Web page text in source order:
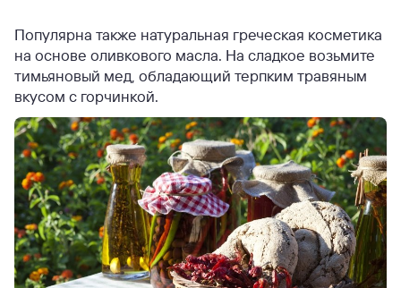
Популярна также натуральная греческая косметика
на основе оливкового масла. На сладкое возьмите
тимьяновый мед, обладающий терпким травяным
вкусом с горчинкой.